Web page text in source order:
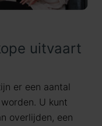
uitvaart
er een aantal
U kunt
overlijden, een